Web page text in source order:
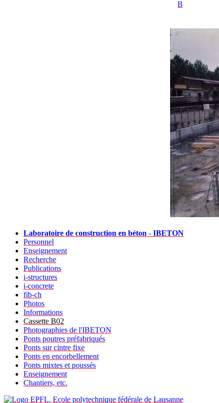
B
Laboratoire de construction en béton - IBETON
Personnel
Enseignement
Recherche
Publications
i-structures
i-concrete
fib-ch
Photos
Informations
Cassette B02
Photographies de l'IBETON
Ponts poutres préfabriqués
Ponts sur cintre fixe
Ponts en encorbellement
Ponts mixtes et poussés
Enseignement
Chantiers, etc.